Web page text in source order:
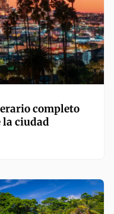
completo
la ciudad